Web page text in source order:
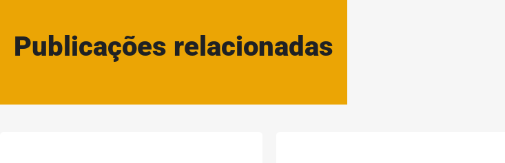
Publicações relacionadas